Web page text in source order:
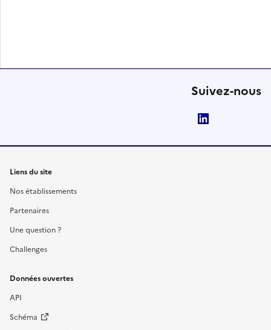
Suivez-nous
Liens du site
Nos établissements
Partenaires
Une question ?
Challenges
Données ouvertes
API
Schéma